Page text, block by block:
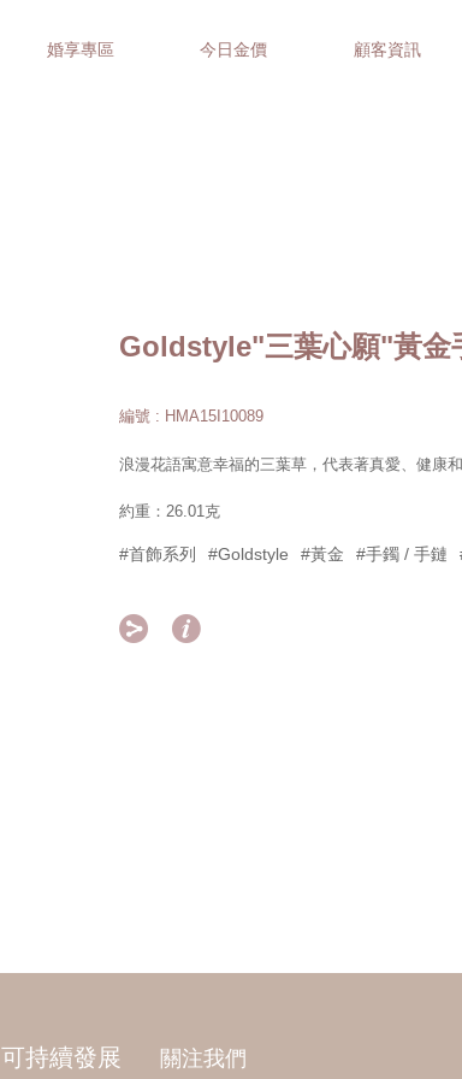
婚享專區 今日金價 顧客資訊
Goldstyle"三葉心願"黃金
編號 : HMA15I10089
浪漫花語寓意幸福的三葉草，代表著真愛、健康
約重：26.01克
#首飾系列 #Goldstyle #黃金 #手鐲 / 手鏈
 
可持續發展 關注我們